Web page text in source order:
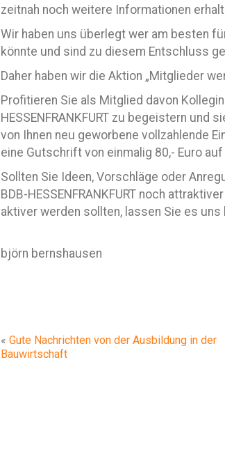
zeitnah noch weitere Informationen
Wir haben uns überlegt wer am besten
könnte und sind zu diesem Entschluss
Daher haben wir die Aktion „Mitglieder
Profitieren Sie als Mitglied davon
HESSENFRANKFURT zu begeistern
von Ihnen neu geworbene vollzahlende
eine Gutschrift von einmalig 80,- Euro
Sollten Sie Ideen, Vorschläge oder
BDB-HESSENFRANKFURT noch
aktiver werden sollten, lassen Sie es
björn bernshausen
« Gute Nachrichten von der Ausbildung in der
Bauwirtschaft